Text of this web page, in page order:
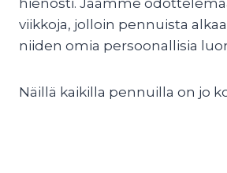
viikkoja, jolloin pennuista
niiden omia persoonallisia
Näillä kaikilla pennuilla on jo